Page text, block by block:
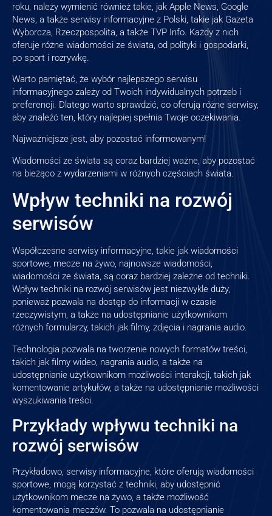
roku, należy wymienić również takie, jak Apple News, Google
News, a także serwisy informacyjne z Polski, takie jak Gazeta
Wyborcza, Rzeczpospolita, a także TVP Info. Każdy z nich
oferuje różne wiadomości ze świata, od polityki i gospodarki,
po sport i rozrywkę.
Warto pamiętać, że wybór najlepszego serwisu
informacyjnego zależy od Twoich indywidualnych potrzeb i
preferencji. Dlatego warto sprawdzić, co oferują różne serwisy,
aby znaleźć ten, który najlepiej spełnia Twoje oczekiwania.
Najważniejsze jest, aby pozostać informowanym!
Wiadomości ze świata są coraz bardziej ważne, aby pozostać
na bieżąco z wydarzeniami w różnych częściach świata.
Wpływ techniki na rozwój
serwisów
Współczesne serwisy informacyjne, takie jak wiadomości
sportowe, mecze na żywo, najnowsze wiadomości,
wiadomości ze świata, są coraz bardziej zależne od techniki.
Wpływ techniki na rozwój serwisów jest niezwykle duży,
ponieważ pozwala na dostęp do informacji w czasie
rzeczywistym, a także na udostępnianie użytkownikom
różnych formularzy, takich jak filmy, zdjęcia i nagrania audio.
Technologia pozwala na tworzenie nowych formatów treści,
takich jak filmy wideo, nagrania audio, a także na
udostępnianie użytkownikom możliwości interakcji, takich jak
komentowanie artykułów, a także na udostępnianie możliwości
wyszukiwania treści.
Przykłady wpływu techniki na
rozwój serwisów
Przykładowo, serwisy informacyjne, które oferują wiadomości
sportowe, mogą korzystać z techniki, aby udostępnić
użytkownikom mecze na żywo, a także możliwość
komentowania meczów. To pozwala na udostępnianie